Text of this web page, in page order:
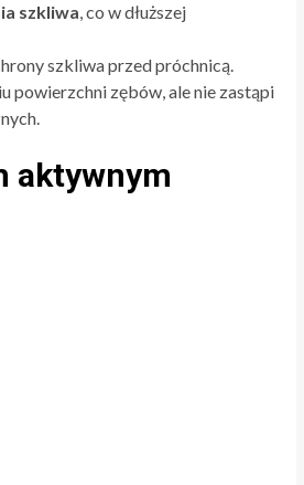
szkliwa, co w dłuższej
szkliwa przed próchnicą.
powierzchni zębów, ale nie zastąpi
aktywnym